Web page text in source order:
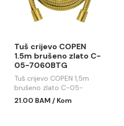
Tuš crijevo COPEN
1.5m brušeno zlato C-
05-7060BTG
Tuš crijevo COPEN 1,5m
brušeno zlato C-05-
7060BTG
21.00 BAM / Kom